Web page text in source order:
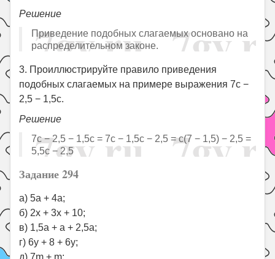
Решение
Приведение подобных слагаемых основано на
распределительном законе.
3. Проиллюстрируйте правило приведения
подобных слагаемых на примере выражения 7c −
2,5 − 1,5c.
Решение
7c − 2,5 − 1,5c = 7c − 1,5c − 2,5 = c(7 − 1,5) − 2,5 =
5,5c − 2,5
Задание 294
а) 5a + 4a;
б) 2x + 3x + 10;
в) 1,5a + a + 2,5a;
г) 6y + 8 + 6y;
д) 7m + m;